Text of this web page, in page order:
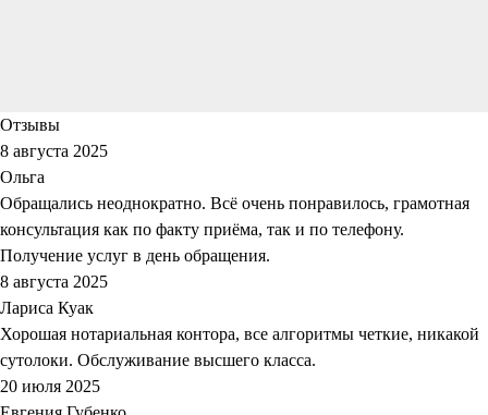
Отзывы
8 августа 2025
Ольга
Обращались неоднократно. Всё очень понравилось, грамотная
консультация как по факту приёма, так и по телефону.
Получение услуг в день обращения.
8 августа 2025
Лариса Куак
Хорошая нотариальная контора, все алгоритмы четкие, никакой
сутолоки. Обслуживание высшего класса.
20 июля 2025